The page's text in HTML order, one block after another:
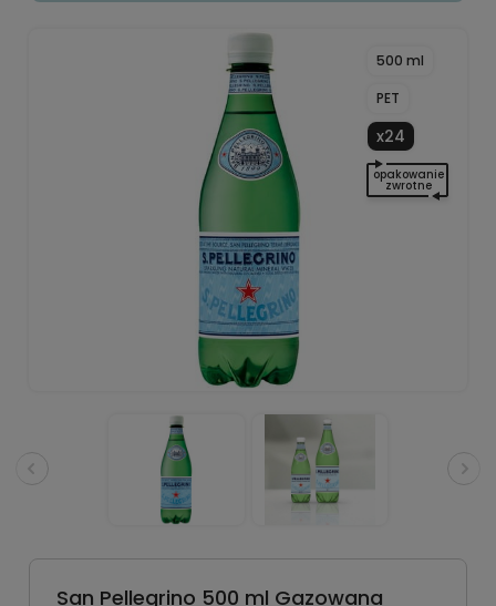
500 ml
PET
x24
opakowanie
zwrotne
San Pellegrino 500 ml Gazowana